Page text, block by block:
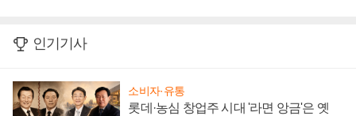
인기기사
소비자·유통
롯데·농심 창업주 시대 '라면 앙금'은 옛